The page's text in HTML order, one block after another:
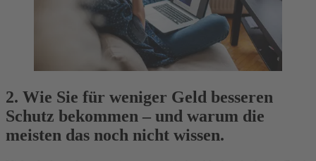
2. Wie Sie für weniger Geld besseren
Schutz bekommen – und warum die
meisten das noch nicht wissen.